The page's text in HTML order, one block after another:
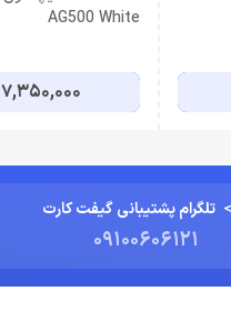
AG500 White
7,350,000
تلگرام پشتیبانی گیفت کارت
09100606121